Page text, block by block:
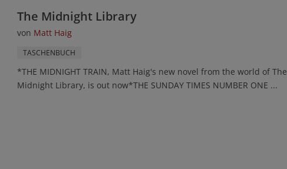
The Midnight Library
von Matt Haig
TASCHENBUCH
*THE MIDNIGHT TRAIN, Matt Haig's new novel from the world of The
Midnight Library, is out now*THE SUNDAY TIMES NUMBER ONE ...